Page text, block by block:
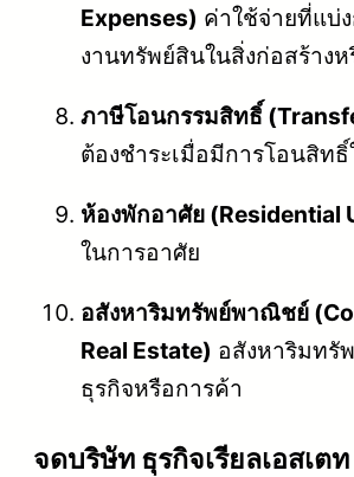
Expenses) ค่าใช้จ่ายที่แบ่
งานทรัพย์สินในสิ่งก่อสร้าง
ภาษีโอนกรรมสิทธิ์
ต้องชำระเมื่อมีการโอนสิท
ห้องพักอาศัย (Residential
ในการอาศัย
อสังหาริมทรัพย์พาณิชย์
Real Estate) อสังหาริมทรั
ธุรกิจหรือการค้า
จดบริษัท ธุรกิจเรียลเอสเต